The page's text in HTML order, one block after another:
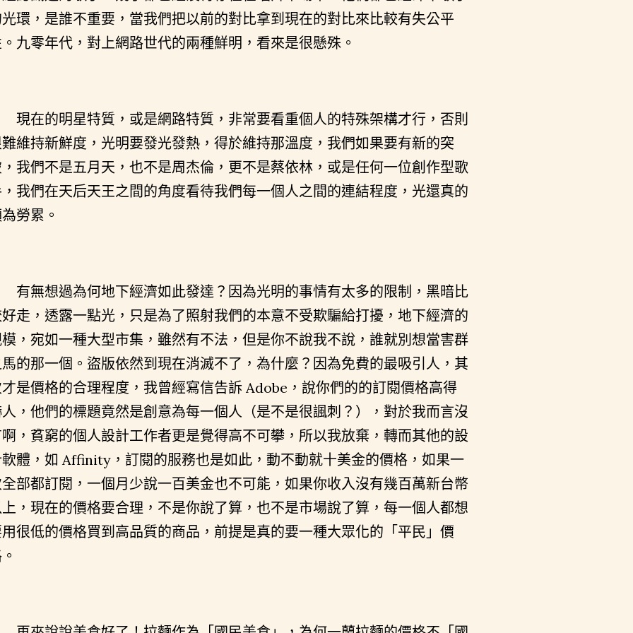
環，是誰不重要，當我們把以前的對比拿到現在的對比來比較有失公平
九零年代，對上網路世代的兩種鮮明，看來是很懸殊。
現在的明星特質，或是網路特質，非常要看重個人的特殊架構才行，否則
維持新鮮度，光明要發光發熱，得於維持那溫度，我們如果要有新的突
我們不是五月天，也不是周杰倫，更不是蔡依林，或是任何一位創作型歌
我們在天后天王之間的角度看待我們每一個人之間的連結程度，光還真的
勞累。
有無想過為何地下經濟如此發達？因為光明的事情有太多的限制，黑暗比
走，透露一點光，只是為了照射我們的本意不受欺騙給打擾，地下經濟的
，宛如一種大型市集，雖然有不法，但是你不說我不說，誰就別想當害群
的那一個。盜版依然到現在消滅不了，為什麼？因為免費的最吸引人，其
是價格的合理程度，我曾經寫信告訴 Adobe，說你們的的訂閱價格高得
，他們的標題竟然是創意為每一個人（是不是很諷刺？），對於我而言沒
，貧窮的個人設計工作者更是覺得高不可攀，所以我放棄，轉而其他的設
體，如 Affinity，訂閱的服務也是如此，動不動就十美金的價格，如果一
部都訂閱，一個月少說一百美金也不可能，如果你收入沒有幾百萬新台幣
，現在的價格要合理，不是你說了算，也不是市場說了算，每一個人都想
很低的價格買到高品質的商品，前提是真的要一種大眾化的「平民」價